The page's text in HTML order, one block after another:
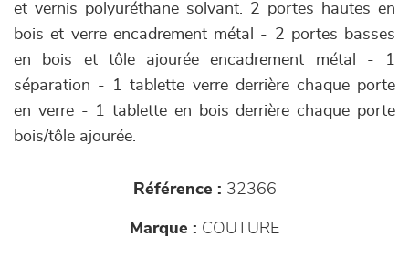
et vernis polyuréthane solvant. 2 portes hautes en
bois et verre encadrement métal - 2 portes basses
en bois et tôle ajourée encadrement métal - 1
séparation - 1 tablette verre derrière chaque porte
en verre - 1 tablette en bois derrière chaque porte
bois/tôle ajourée.
Référence : 32366
Marque : COUTURE